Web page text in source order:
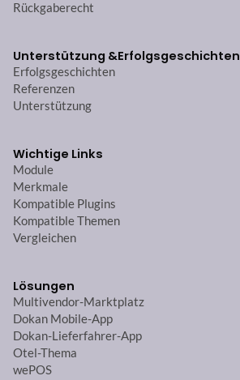
Rückgaberecht
Unterstützung &Erfolgsgeschichten
Erfolgsgeschichten
Referenzen
Unterstützung
Wichtige Links
Module
Merkmale
Kompatible Plugins
Kompatible Themen
Vergleichen
Lösungen
Multivendor-Marktplatz
Dokan Mobile-App
Dokan-Lieferfahrer-App
Otel-Thema
wePOS